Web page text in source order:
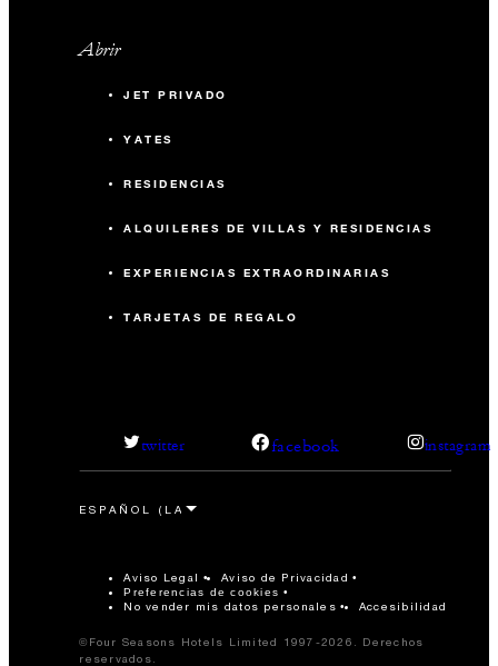
Abrir
JET PRIVADO
YATES
RESIDENCIAS
ALQUILERES DE VILLAS Y RESIDENCIAS
EXPERIENCIAS EXTRAORDINARIAS
TARJETAS DE REGALO
twitter facebook instagram
Aviso Legal Aviso de Privacidad
Preferencias de cookies
No vender mis datos personales Accesibilidad
©Four Seasons Hotels Limited 1997-2026. Derechos
reservados.